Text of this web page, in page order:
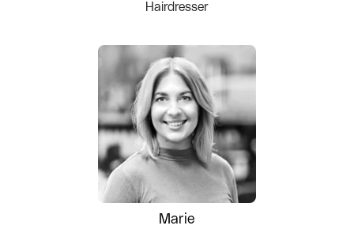
Hairdresser
Marie